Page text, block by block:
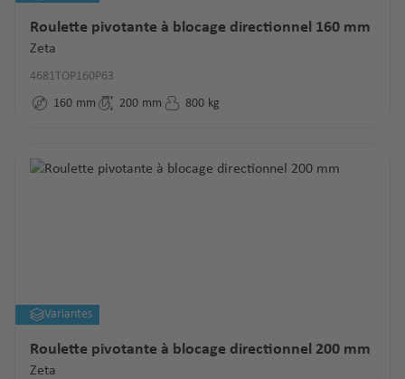
Roulette pivotante à blocage directionnel 160 mm
Zeta
4681TOP160P63
160 mm 200 mm 800 kg
Variantes
Roulette pivotante à blocage directionnel 200 mm
Zeta